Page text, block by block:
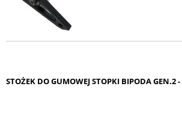
STOŻEK DO GUMOWEJ STOPKI BIPODA GEN.2